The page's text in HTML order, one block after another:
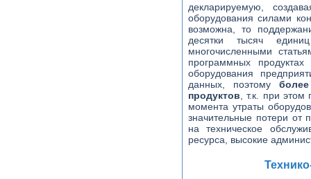
декларируемую,
оборудования силами
возможна, то
десятки тысяч
многочисленными
программных
оборудования
данных, поэтому
продуктов, т.к. при
момента утраты
значительные потери от
на техническое
ресурса, высокие